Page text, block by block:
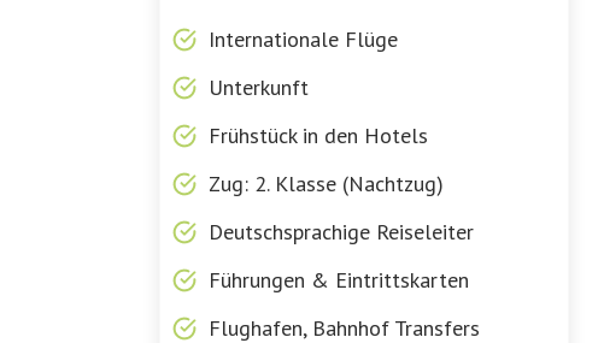
Internationale Flüge
Unterkunft
Frühstück in den Hotels
Zug: 2. Klasse (Nachtzug)
Deutschsprachige Reiseleiter
Führungen & Eintrittskarten
Flughafen, Bahnhof Transfers